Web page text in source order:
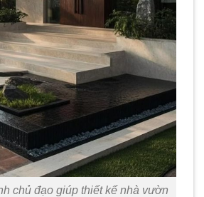
chủ đạo giúp thiết kế nhà vườn